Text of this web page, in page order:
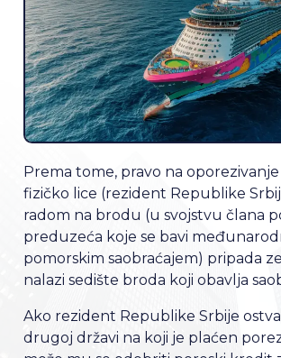
Prema tome, pravo na
fizičko lice (rezident Republike
radom na brodu (u svojstvu člana
preduzeća koje se bavi
pomorskim saobraćajem) pripada
nalazi sedište broda koji obavlja
Ako rezident Republike Srbije
drugoj državi na koji je plaćen